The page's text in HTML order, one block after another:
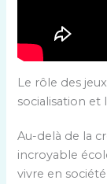
Le rôle des
socialisation
Au-delà de la
incroyable
vivre en